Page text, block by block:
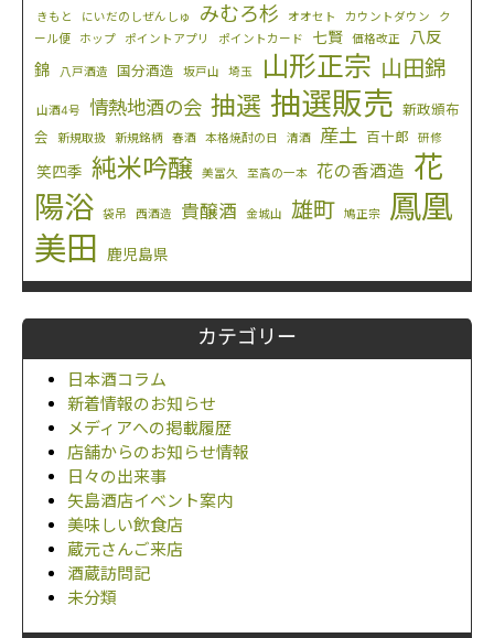
きもと にいだのしぜんしゅ みむろ杉 オオセト カウントダウン
ク
ール便
ホップ ポイントアプリ ポイントカード 七賢 価格改正
八反
錦
八戸酒造 国分酒造 坂戸山 埼玉 山形正宗 山田錦
山酒4号 情熱地酒の会 抽選 抽選販売 新政頒布
会
新規取扱 新規銘柄 春酒 本格焼酎の日 清酒 産土 百十郎 研修
笑四季 純米吟醸 美冨久 至高の一本 花の香酒造 花
陽浴
袋吊 西酒造 貴醸酒 金城山 雄町 鳩正宗
鳳凰
美田
鹿児島県
カテゴリー
日本酒コラム
新着情報のお知らせ
メディアへの掲載履歴
店舗からのお知らせ情報
日々の出来事
矢島酒店イベント案内
美味しい飲食店
蔵元さんご来店
酒蔵訪問記
未分類